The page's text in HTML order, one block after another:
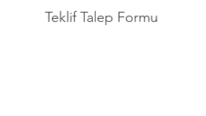
Teklif Talep Formu